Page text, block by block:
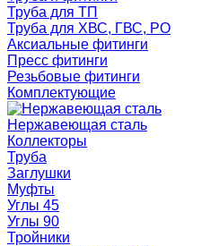
Труба для ТП
Труба для ХВС, ГВС, РО
Аксиальные фитинги
Пресс фитинги
Резьбовые фитинги
Комплектующие
Нержавеющая сталь
Коллекторы
Труба
Заглушки
Муфты
Углы 45
Углы 90
Тройники